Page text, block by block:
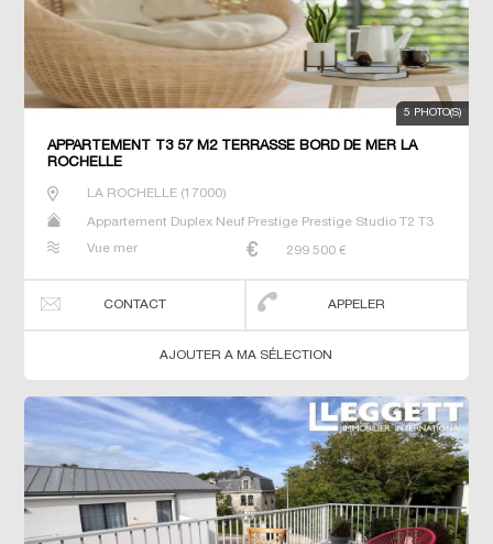
5 PHOTO(S)
APPARTEMENT T3 57 M2 TERRASSE BORD DE MER LA
ROCHELLE
LA ROCHELLE(17000)
Appartement Duplex Neuf Prestige Prestige Studio T2 T3
Vue mer
299 500 €
CONTACT APPELER
AJOUTER A MA SÉLECTION